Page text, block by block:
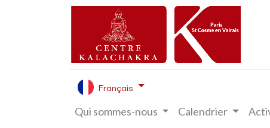
Français
Qui sommes-nous Calendrier